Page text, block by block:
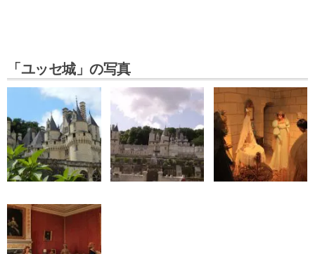
「ユッセ城」の写真